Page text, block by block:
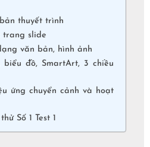
thuyết trình
trang slide
văn bản, hình ảnh
biểu đồ, SmartArt, 3 chiều
ứng chuyển cảnh và hoạt
Số 1 Test 1